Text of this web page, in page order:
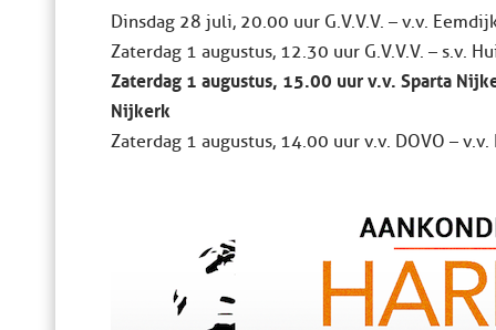
Dinsdag 28 juli, 20.00 uur G.V.V.V. – v.v.
Zaterdag 1 augustus, 12.30 uur G.V.V.V. – s.v.
Zaterdag 1 augustus, 15.00 uur v.v. Sparta
Nijkerk
Zaterdag 1 augustus, 14.00 uur v.v. DOVO –